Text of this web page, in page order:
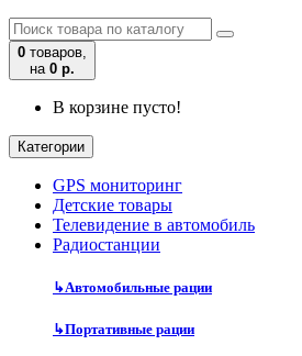
0 товаров,
на 0 р.
В корзине пусто!
Категории
GPS мониторинг
Детские товары
Телевидение в автомобиль
Радиостанции
↳Автомобильные рации
↳Портативные рации